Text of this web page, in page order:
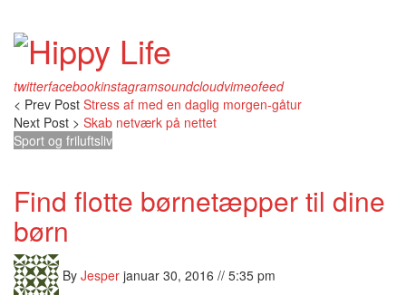
twitterfacebookinstagramsoundcloudvimeofeed
< Prev Post Stress af med en daglig morgen-gåtur
Next Post > Skab netværk på nettet
Sport og friluftsliv
Find flotte børnetæpper til dine
børn
By Jesper januar 30, 2016 // 5:35 pm